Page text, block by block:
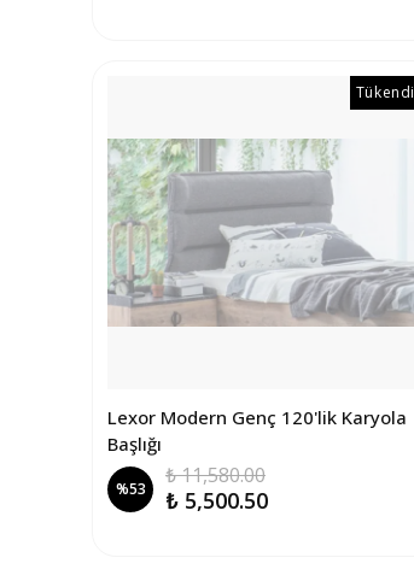
Tükendi
Lexor Modern Genç 120'lik Karyola
Başlığı
%53
₺ 11,580.00
₺ 5,500.50